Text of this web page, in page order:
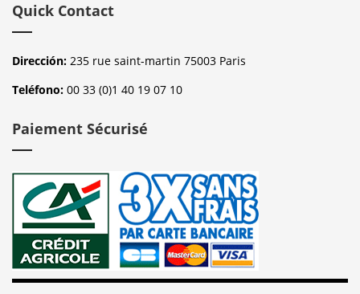
Quick Contact
Dirección: 235 rue saint-martin 75003 Paris
Teléfono: 00 33 (0)1 40 19 07 10
Paiement Sécurisé